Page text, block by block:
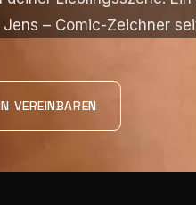
– Comic-Zeichner
– Comic-Zeichner
VEREINBAREN